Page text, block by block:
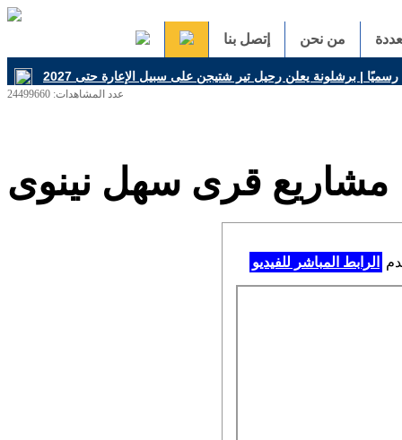
من نحن إتصل بنا
عدد المشاهدات: 24499660
مشاريع قرى سهل نينوى
الرابط المباشر للفيديو